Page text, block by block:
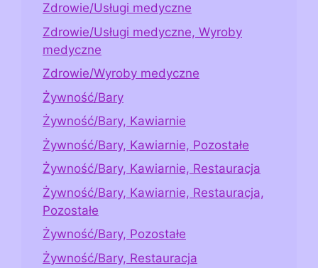
Zdrowie/Usługi medyczne
Zdrowie/Usługi medyczne, Wyroby
medyczne
Zdrowie/Wyroby medyczne
Żywność/Bary
Żywność/Bary, Kawiarnie
Żywność/Bary, Kawiarnie, Pozostałe
Żywność/Bary, Kawiarnie, Restauracja
Żywność/Bary, Kawiarnie, Restauracja,
Pozostałe
Żywność/Bary, Pozostałe
Żywność/Bary, Restauracja